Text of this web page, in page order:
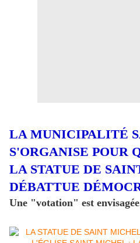
LA MUNICIPALITÉ
S'ORGANISE POUR
LA STATUE DE
DÉBATTUE
Une "votation" est